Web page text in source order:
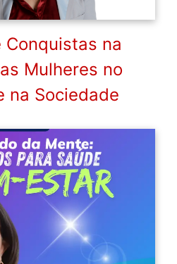
Conquistas na
Mulheres no
na Sociedade